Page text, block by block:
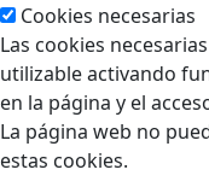
Cookies necesarias
Las cookies
utilizable activando
en la página y el
La página web no
estas cookies.